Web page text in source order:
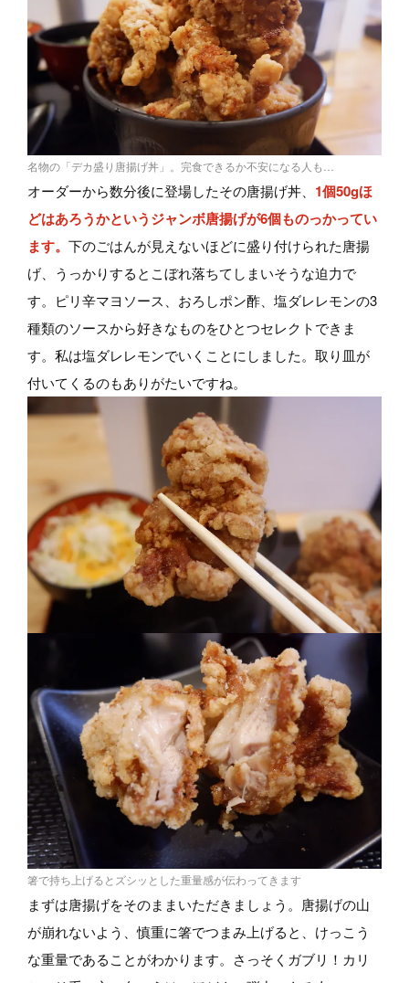
名物の「デカ盛り唐揚げ丼」。完食できるか不安になる人も…
オーダーから数分後に登場したその唐揚げ丼、 1個50gほ
どはあろうかというジャンボ唐揚げが6個ものっかってい
ます。 下のごはんが見えないほどに盛り付けられた唐揚
げ、うっかりするとこぼれ落ちてしまいそうな迫力で
す。ピリ辛マヨソース、おろしポン酢、塩ダレレモンの3
種類のソースから好きなものをひとつセレクトできま
す。私は塩ダレレモンでいくことにしました。取り皿が
付いてくるのもありがたいですね。
箸で持ち上げるとズシッとした重量感が伝わってきます
まずは唐揚げをそのままいただきましょう。唐揚げの山
が崩れないよう、慎重に箸でつまみ上げると、けっこう
な重量であることがわかります。さっそくガブリ！カリ